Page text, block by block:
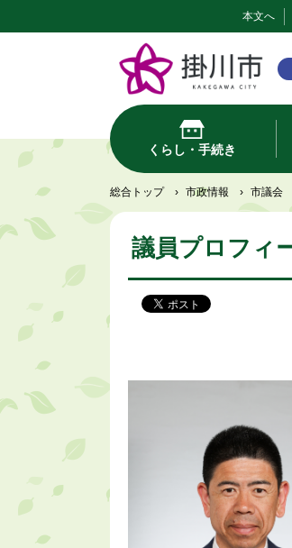
本文へ
くらし・手続き
総合トップ › 市政情報 › 市議会
議員プロフィ